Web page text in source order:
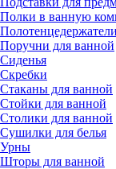
Полки в ванную
Полотенцедержатели
Поручни для ванной
Сиденья
Скребки
Стаканы для ванной
Стойки для ванной
Столики для ванной
Сушилки для белья
Урны
Шторы для ванной